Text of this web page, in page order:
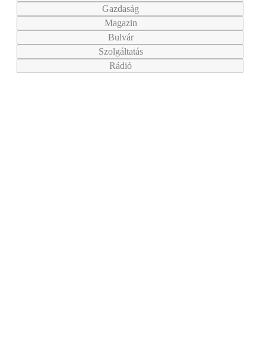
Gazdaság
Magazin
Bulvár
Szolgáltatás
Rádió